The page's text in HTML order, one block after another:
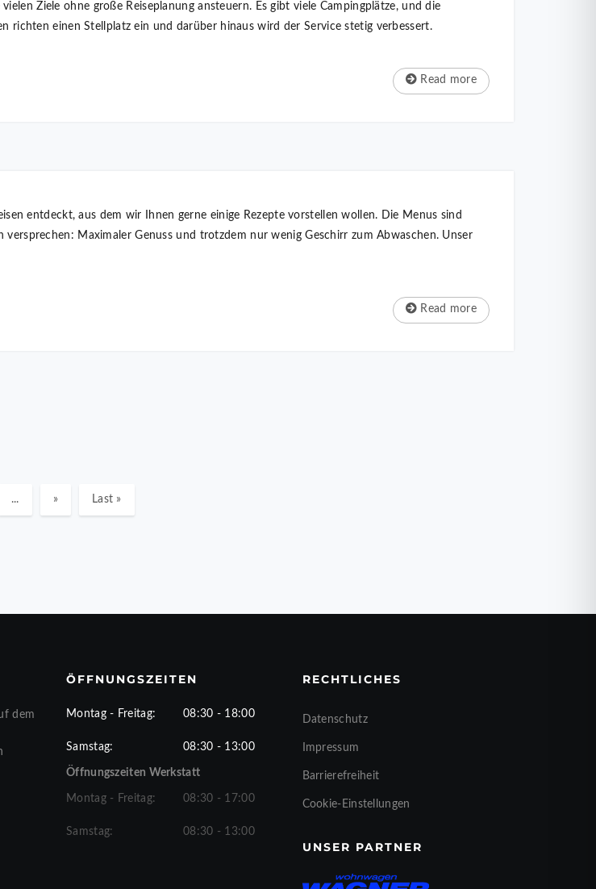
Ziele ohne große Reiseplanung ansteuern. Es gibt viele Campingplätze, und die
richten einen Stellplatz ein und darüber hinaus wird der Service stetig verbessert.
Read more
entdeckt, aus dem wir Ihnen gerne einige Rezepte vorstellen wollen. Die Menus sind
Maximaler Genuss und trotzdem nur wenig Geschirr zum Abwaschen. Unser
Read more
... » Last »
dem
ÖFFNUNGSZEITEN
Montag - Freitag: 08:30 - 18:00
Samstag: 08:30 - 13:00
Öffnungszeiten Werkstatt
Montag - Freitag: 08:30 - 17:00
Samstag: 08:30 - 13:00
RECHTLICHES
Datenschutz
Impressum
Barrierefreiheit
Cookie-Einstellungen
UNSER PARTNER